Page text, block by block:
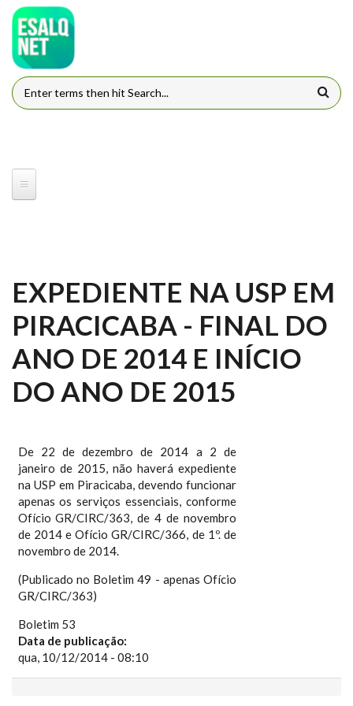
Pular para o conteúdo principal
FORMULÁRIO DE BUSCA
EXPEDIENTE NA USP EM
PIRACICABA - FINAL DO
ANO DE 2014 E INÍCIO
DO ANO DE 2015
De 22 de dezembro de 2014 a 2 de
janeiro de 2015, não haverá expediente
na USP em Piracicaba, devendo funcionar
apenas os serviços essenciais, conforme
Ofício GR/CIRC/363, de 4 de novembro
de 2014 e Ofício GR/CIRC/366, de 1º. de
novembro de 2014.
(Publicado no Boletim 49 - apenas Ofício
GR/CIRC/363)
Boletim 53
Data de publicação:
qua, 10/12/2014 - 08:10